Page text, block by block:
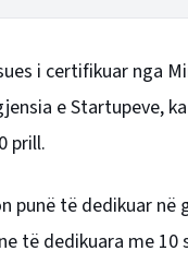
i certifikuar nga
e Startupeve,
prill.
punë të dedikuar në
të dedikuara me